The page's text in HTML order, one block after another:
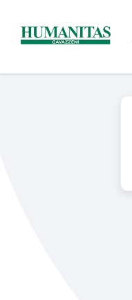
content